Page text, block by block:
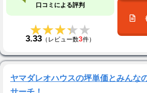
口コミによる評判
★★★★★
★★★★★
3.33 （レビュー数3件）
ヤマダレオハウスの坪単価とみんな